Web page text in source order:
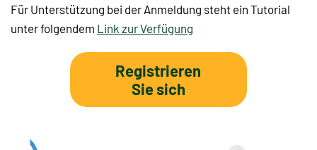
Für Unterstützung bei der Anmeldung steht ein Tutorial
unter folgendem Link zur Verfügung
Registrieren
Sie sich